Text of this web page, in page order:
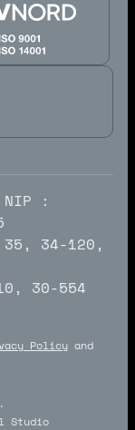
:
34-120,
30-554
Policy and
Studio